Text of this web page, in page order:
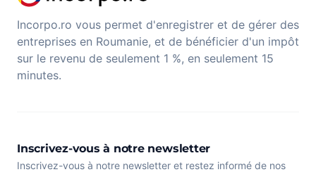
Incorpo.ro vous permet d'enregistrer et de gérer des
entreprises en Roumanie, et de bénéficier d'un impôt
sur le revenu de seulement 1 %, en seulement 15
minutes.
Inscrivez-vous à notre newsletter
Inscrivez-vous à notre newsletter et restez informé de nos